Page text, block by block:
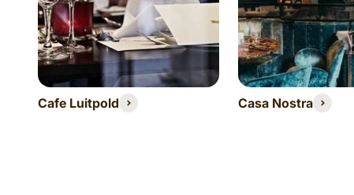
Cafe Luitpold Casa Nostra